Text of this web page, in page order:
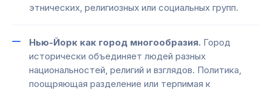
этнических, религиозных или социальных групп.
Нью-Йорк как город многообразия. Город
исторически объединяет людей разных
национальностей, религий и взглядов. Политика,
поощряющая разделение или терпимая к